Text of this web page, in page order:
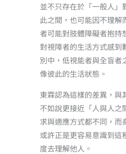
並不只存在於「一般人」
此之間，也可能因不理
者可能對肢體障礙者抱持
對視障者的生活方式感到
別中，低視能者與全盲者
像彼此的生活狀態。
東霖認為這樣的差異，與
不如說更接近「人與人之
求與適應方式都不同，而
或許正是更容易意識到這
度去理解他人。